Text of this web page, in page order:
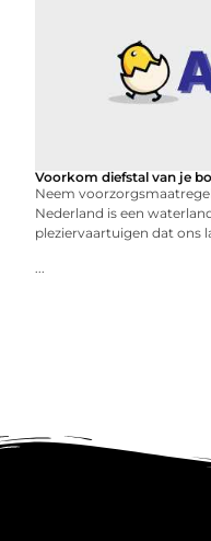
Voorkom diefstal van je
Neem
Nederland is een
pleziervaartuigen dat ons
...